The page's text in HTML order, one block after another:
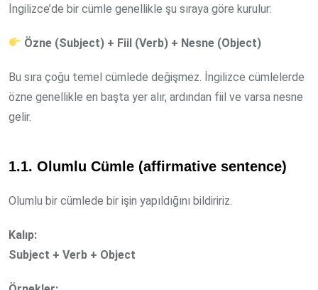
İngilizce’de bir cümle genellikle şu sıraya göre kurulur:
Özne (Subject) + Fiil (Verb) + Nesne (Object)
Bu sıra çoğu temel cümlede değişmez. İngilizce cümlelerde
özne genellikle en başta yer alır, ardından fiil ve varsa nesne
gelir.
1.1. Olumlu Cümle (affirmative sentence)
Olumlu bir cümlede bir işin yapıldığını bildiririz.
Kalıp:
Subject + Verb + Object